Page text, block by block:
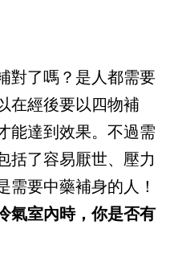
對了嗎？是人都需要
在經後要以四物補
能達到效果。不過需
括了容易厭世、壓力
需要中藥補身的人！
氣室內時，你是否有